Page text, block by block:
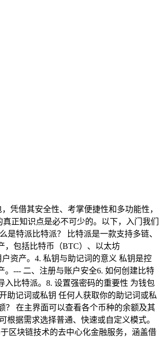
凭借其安全性、考掌便捷性和多功能性，
正知识点是必不可少的。以下，入门我们
是特派 比特派？ 比特派是一款支持多链、
，包括比特币（BTC）、以太坊
资产。4. 私钥与助记词的意义 私钥是控
--- 二、注册与账户安全6. 如何创建比特
比特派。8. 设置强密码的重要性 为钱包
助记词或私钥 任何人获取你的助记词或私
？ 在主界面可以查看各个币种的余额及其
据需求选择普通、快速或自定义模式。
区块链技术的去中心化金融服务，涵盖借